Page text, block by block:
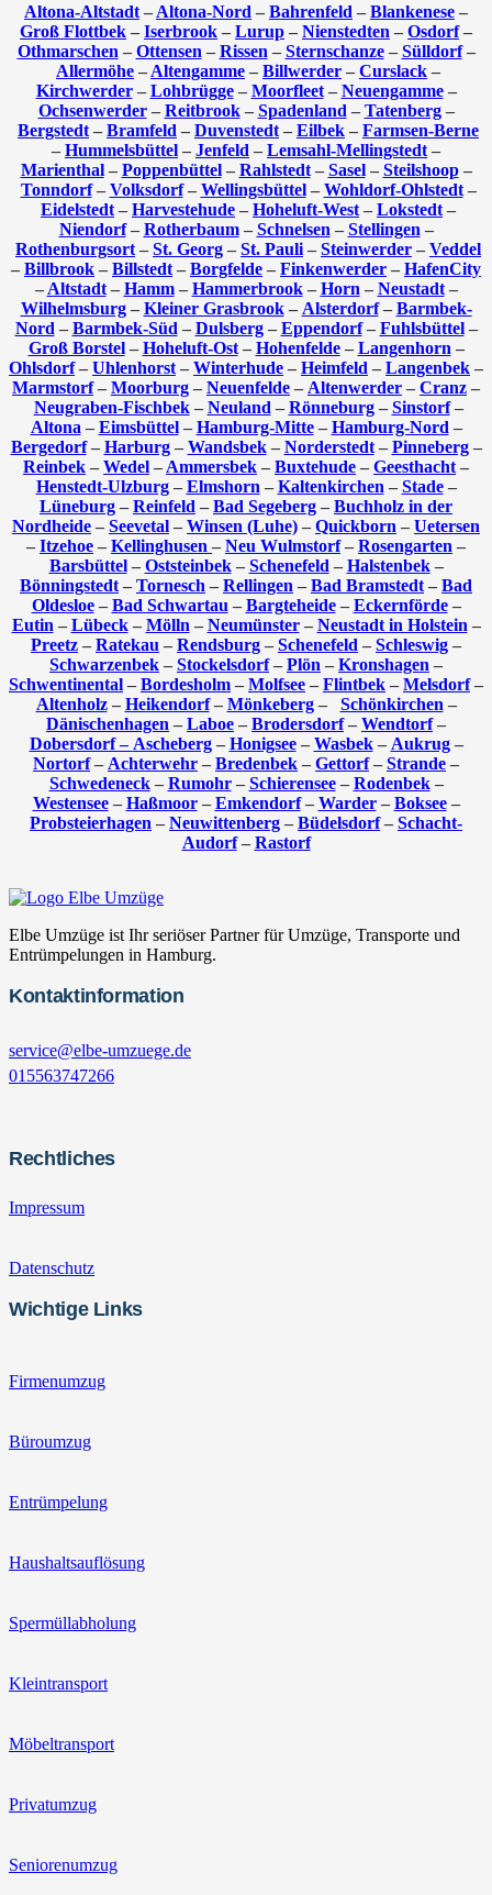
Altona-Altstadt – Altona-Nord – Bahrenfeld – Blankenese –
Groß Flottbek – Iserbrook – Lurup – Nienstedten – Osdorf–
Othmarschen – Ottensen – Rissen – Sternschanze– Sülldorf–
Allermöhe – Altengamme – Billwerder – Curslack –
Kirchwerder– Lohbrügge– Moorfleet– Neuengamme–
Ochsenwerder– Reitbrook– Spadenland – Tatenberg–
Bergstedt – Bramfeld – Duvenstedt – Eilbek – Farmsen-Berne
– Hummelsbüttel – Jenfeld – Lemsahl-Mellingstedt –
Marienthal– Poppenbüttel– Rahlstedt– Sasel– Steilshoop–
Tonndorf– Volksdorf– Wellingsbüttel– Wohldorf-Ohlstedt–
Eidelstedt – Harvestehude – Hoheluft-West – Lokstedt –
Niendorf– Rotherbaum– Schnelsen – Stellingen –
Rothenburgsort – St. Georg – St. Pauli – Steinwerder – Veddel
– Billbrook – Billstedt – Borgfelde – Finkenwerder – HafenCity
– Altstadt– Hamm– Hammerbrook– Horn – Neustadt–
Wilhelmsburg– Kleiner Grasbrook– Alsterdorf– Barmbek-
Nord – Barmbek-Süd – Dulsberg– Eppendorf– Fuhlsbüttel–
Groß Borstel– Hoheluft-Ost– Hohenfelde– Langenhorn –
Ohlsdorf– Uhlenhorst – Winterhude – Heimfeld – Langenbek –
Marmstorf– Moorburg – Neuenfelde – Altenwerder – Cranz –
Neugraben-Fischbek– Neuland – Rönneburg– Sinstorf–
Altona – Eimsbüttel– Hamburg-Mitte– Hamburg-Nord –
Bergedorf– Harburg– Wandsbek– Norderstedt– Pinneberg–
Reinbek – Wedel – Ammersbek – Buxtehude – Geesthacht –
Henstedt-Ulzburg– Elmshorn – Kaltenkirchen – Stade–
Lüneburg – Reinfeld – Bad Segeberg – Buchholz in der
Nordheide – Seevetal – Winsen (Luhe) – Quickborn – Uetersen
– Itzehoe – Kellinghusen – Neu Wulmstorf– Rosengarten –
Barsbüttel– Oststeinbek– Schenefeld – Halstenbek–
Bönningstedt – Tornesch – Rellingen – Bad Bramstedt – Bad
Oldesloe– Bad Schwartau – Bargteheide– Eckernförde–
Eutin – Lübeck– Mölln – Neumünster– Neustadt in Holstein –
Preetz – Ratekau – Rendsburg – Schenefeld – Schleswig –
Schwarzenbek – Stockelsdorf– Plön – Kronshagen –
Schwentinental – Bordesholm – Molfsee – Flintbek – Melsdorf–
Altenholz– Heikendorf– Mönkeberg– Schönkirchen –
Dänischenhagen – Laboe – Brodersdorf– Wendtorf–
Dobersdorf – Ascheberg– Honigsee– Wasbek– Aukrug–
Nortorf– Achterwehr – Bredenbek – Gettorf– Strande –
Schwedeneck– Rumohr– Schierensee– Rodenbek–
Westensee– Haßmoor– Emkendorf– Warder– Boksee–
Probsteierhagen – Neuwittenberg – Büdelsdorf– Schacht-
Audorf– Rastorf
Elbe Umzüge ist Ihr seriöser Partner für Umzüge, Transporte und
Entrümpelungen in Hamburg.
Kontaktinformation
service@elbe-umzuege.de
015563747266
Rechtliches
Impressum
Datenschutz
Wichtige Links
Firmenumzug
Büroumzug
Entrümpelung
Haushaltsauflösung
Spermüllabholung
Kleintransport
Möbeltransport
Privatumzug
Seniorenumzug